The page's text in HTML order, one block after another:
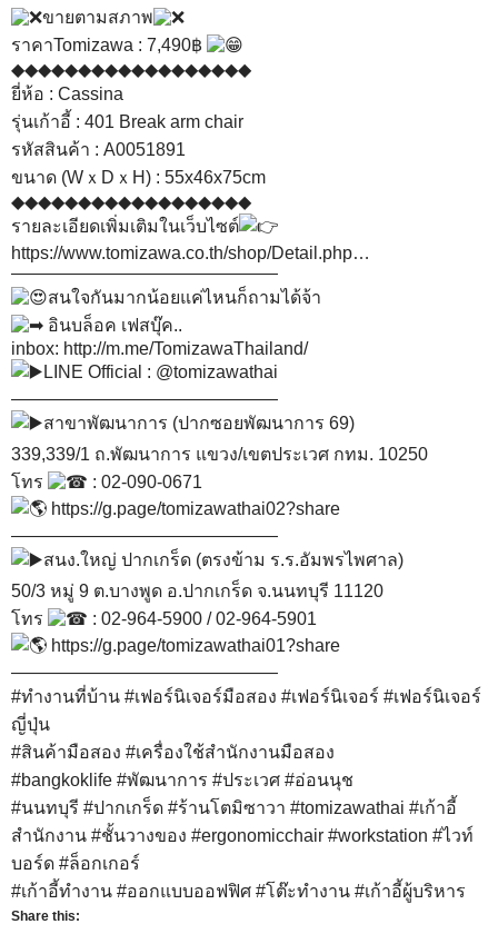
ขายตามสภาพ
ราคาTomizawa : 7,490฿
◆◆◆◆◆◆◆◆◆◆◆◆◆◆◆◆◆◆
ยี่ห้อ : Cassina
รุ่นเก้าอี้ : 401 Break arm chair
รหัสสินค้า : A0051891
ขนาด (WｘDｘH) : 55x46x75cm
◆◆◆◆◆◆◆◆◆◆◆◆◆◆◆◆◆◆
รายละเอียดเพิ่มเติมในเว็บไซต์
https://www.tomizawa.co.th/shop/Detail.php…
———————————————
สนใจกันมากน้อยแค่ไหนก็ถามได้จ้า
อินบล็อค เฟสบุ๊ค..
inbox: http://m.me/TomizawaThailand/
LINE Official : @tomizawathai
———————————————
สาขาพัฒนาการ (ปากซอยพัฒนาการ 69)
339,339/1 ถ.พัฒนาการ แขวง/เขตประเวศ กทม. 10250
โทร
: 02-090-0671
https://g.page/tomizawathai02?share
———————————————
สนง.ใหญ่ ปากเกร็ด (ตรงข้าม ร.ร.อัมพรไพศาล)
50/3 หมู่ 9 ต.บางพูด อ.ปากเกร็ด จ.นนทบุรี 11120
โทร
: 02-964-5900 / 02-964-5901
https://g.page/tomizawathai01?share
———————————————
#ทำงานที่บ้าน #เฟอร์นิเจอร์มือสอง #เฟอร์นิเจอร์ #เฟอร์นิเจอร์
ญี่ปุ่น
#สินค้ามือสอง #เครื่องใช้สำนักงานมือสอง
#bangkoklife #พัฒนาการ #ประเวศ #อ่อนนุช
#นนทบุรี #ปากเกร็ด #ร้านโตมิซาวา #tomizawathai #เก้าอี้
สำนักงาน #ชั้นวางของ #ergonomicchair #workstation #ไวท์
บอร์ด #ล็อกเกอร์
#เก้าอี้ทํางาน #ออกแบบออฟฟิศ #โต๊ะทํางาน #เก้าอี้ผู้บริหาร
Share this: